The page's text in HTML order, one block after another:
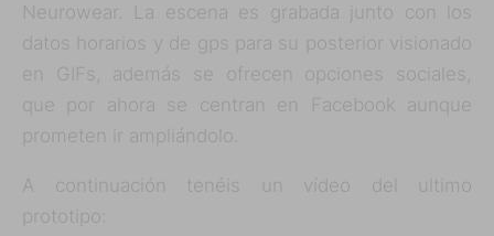
Neurowear. La escena es grabada junto con los
datos horarios y de gps para su posterior visionado
en GIFs, además se ofrecen opciones sociales,
que por ahora se centran en Facebook aunque
prometen ir ampliándolo.
A continuación tenéis un vídeo del ultimo
prototipo: